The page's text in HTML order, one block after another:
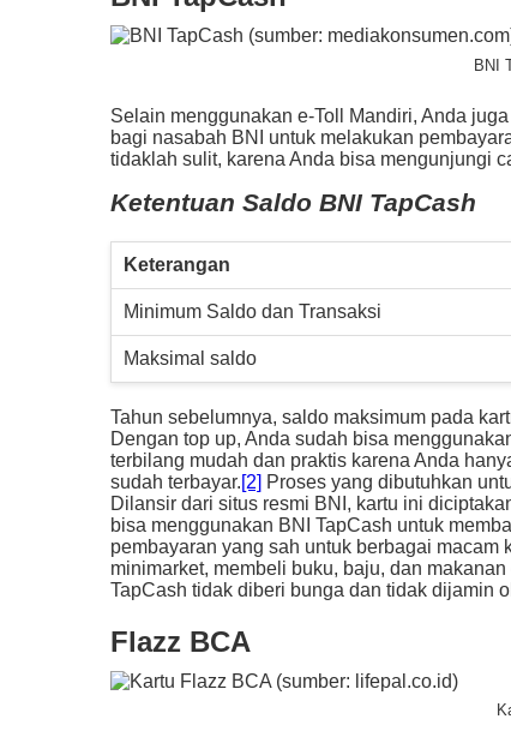
BNI
Selain menggunakan e-Toll Mandiri, Anda
bagi nasabah BNI untuk melakukan
tidaklah sulit, karena Anda bisa mengunjungi
Ketentuan Saldo BNI TapCash
Keterangan
Minimum Saldo dan Transaksi
Maksimal saldo
Tahun sebelumnya, saldo maksimum pada
Dengan top up, Anda sudah bisa
terbilang mudah dan praktis karena Anda
sudah terbayar.[2] Proses yang dibutuhkan
Dilansir dari situs resmi BNI, kartu ini
bisa menggunakan BNI TapCash untuk
pembayaran yang sah untuk berbagai
minimarket, membeli buku, baju, dan
TapCash tidak diberi bunga dan tidak dijamin
Flazz BCA